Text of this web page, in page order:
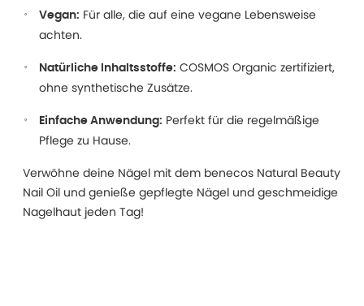
Vegan: Für alle, die auf eine vegane Lebensweise
achten.
Natürliche Inhaltsstoffe: COSMOS Organic zertifiziert,
ohne synthetische Zusätze.
Einfache Anwendung: Perfekt für die regelmäßige
Pflege zu Hause.
Verwöhne deine Nägel mit dem benecos Natural Beauty
Nail Oil und genieße gepflegte Nägel und geschmeidige
Nagelhaut jeden Tag!